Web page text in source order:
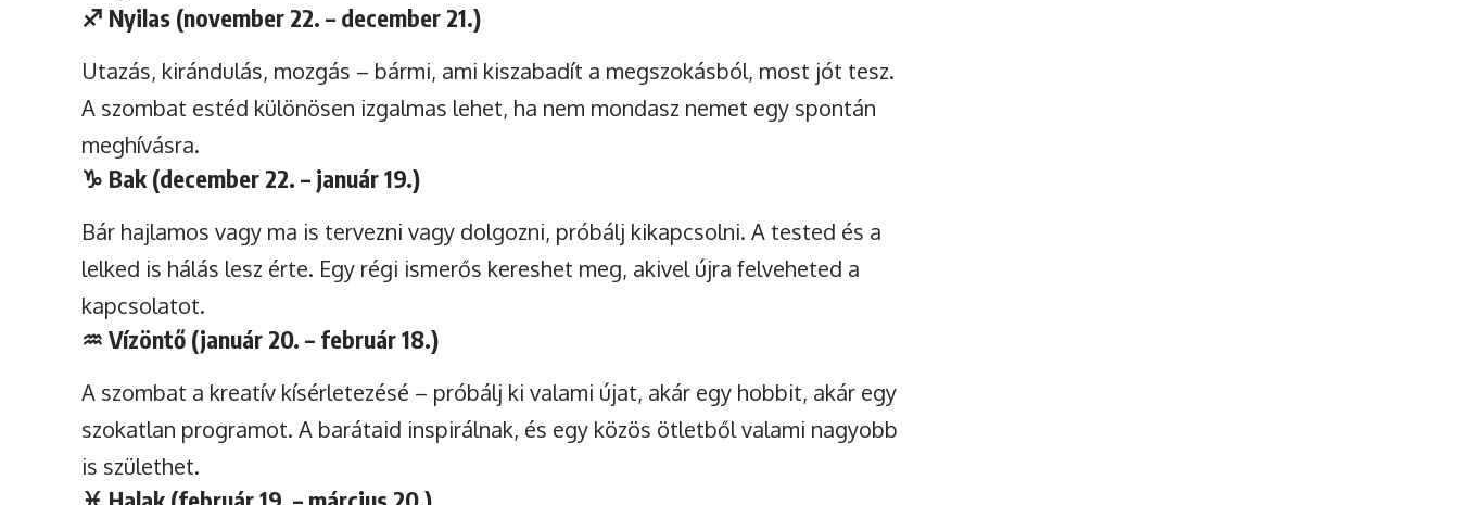
♐ Nyilas (november 22. – december 21.)
Utazás, kirándulás, mozgás – bármi, ami kiszabadít a megszokásból, most jót tesz.
A szombat estéd különösen izgalmas lehet, ha nem mondasz nemet egy spontán
meghívásra.
♑ Bak (december 22. – január 19.)
Bár hajlamos vagy ma is tervezni vagy dolgozni, próbálj kikapcsolni. A tested és a
lelked is hálás lesz érte. Egy régi ismerős kereshet meg, akivel újra felveheted a
kapcsolatot.
♒Vízöntő (január 20. – február 18.)
A szombat a kreatív kísérletezésé – próbálj ki valami újat, akár egy hobbit, akár egy
szokatlan programot. A barátaid inspirálnak, és egy közös ötletből valami nagyobb
is születhet.